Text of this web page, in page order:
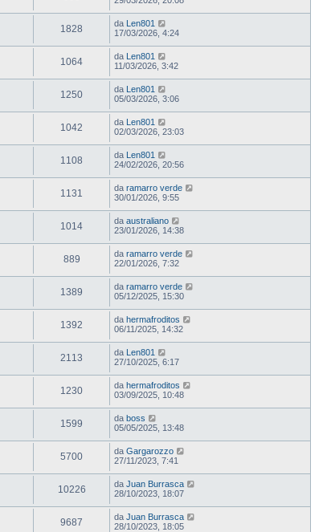
1828 da Len801
17/03/2026, 4:24
1064 da Len801
11/03/2026, 3:42
1250 da Len801
05/03/2026, 3:06
1042 da Len801
02/03/2026, 23:03
1108 da Len801
24/02/2026, 20:56
1131 da ramarro verde
30/01/2026, 9:55
1014 da australiano
23/01/2026, 14:38
889 da ramarro verde
22/01/2026, 7:32
1389 da ramarro verde
05/12/2025, 15:30
1392 da hermafroditos
06/11/2025, 14:32
2113 da Len801
27/10/2025, 6:17
1230 da hermafroditos
03/09/2025, 10:48
1599 da boss
05/05/2025, 13:48
5700 da Gargarozzo
27/11/2023, 7:41
10226 da Juan Burrasca
28/10/2023, 18:07
9687 da Juan Burrasca
28/10/2023, 18:05